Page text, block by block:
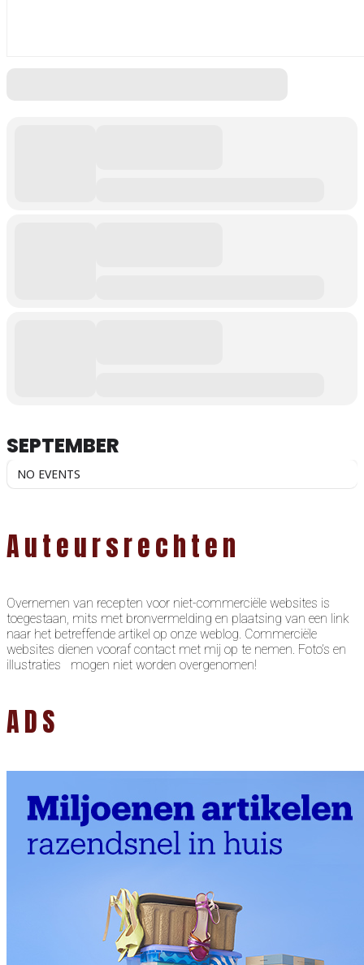
SEPTEMBER
NO EVENTS
Auteursrechten
Overnemen van recepten voor niet-commerciële websites is
toegestaan, mits met bronvermelding en plaatsing van een link
naar het betreffende artikel op onze weblog. Commerciële
websites dienen vooraf contact met mij op te nemen. Foto’s en
illustraties mogen niet worden overgenomen!
ADS